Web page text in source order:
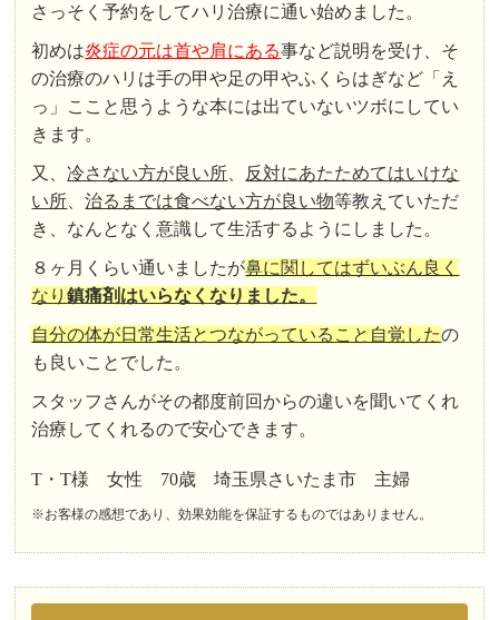
さっそく予約をしてハリ治療に通い始めました。
初めは炎症の元は首や肩にある事など説明を受け、そ
の治療のハリは手の甲や足の甲やふくらはぎなど「え
っ」ここと思うような本には出ていないツボにしてい
きます。
又、冷さない方が良い所
反対にあたためてはいけな
い所 、治るまでは食べない方が良い物等教えていただ
き、なんとなく意識して生活するようにしました。
８ヶ月くらい通いましたが鼻に関してはずいぶん良く
なり鎮痛剤はいらなくなりました。
自分の体が日常生活とつながっていること自覚したの
も良いことでした。
スタッフさんがその都度前回からの違いを聞いてくれ
治療してくれるので安心できます。
T・T様 女性 70歳 埼玉県さいたま市 主婦
※お客様の感想であり、効果効能を保証するものではありません。